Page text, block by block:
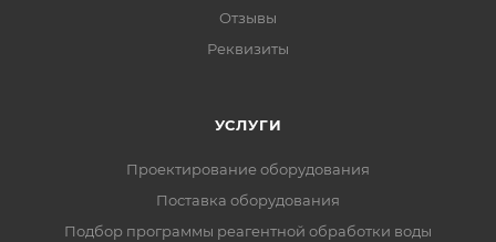
Отзывы
Реквизиты
УСЛУГИ
Проектирование оборудования
Поставка оборудования
Подбор программы реагентной обработки воды